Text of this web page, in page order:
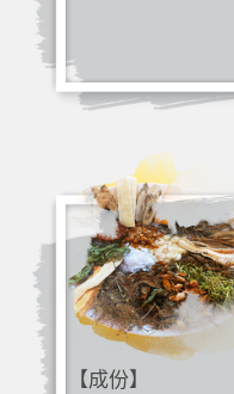
【成份】